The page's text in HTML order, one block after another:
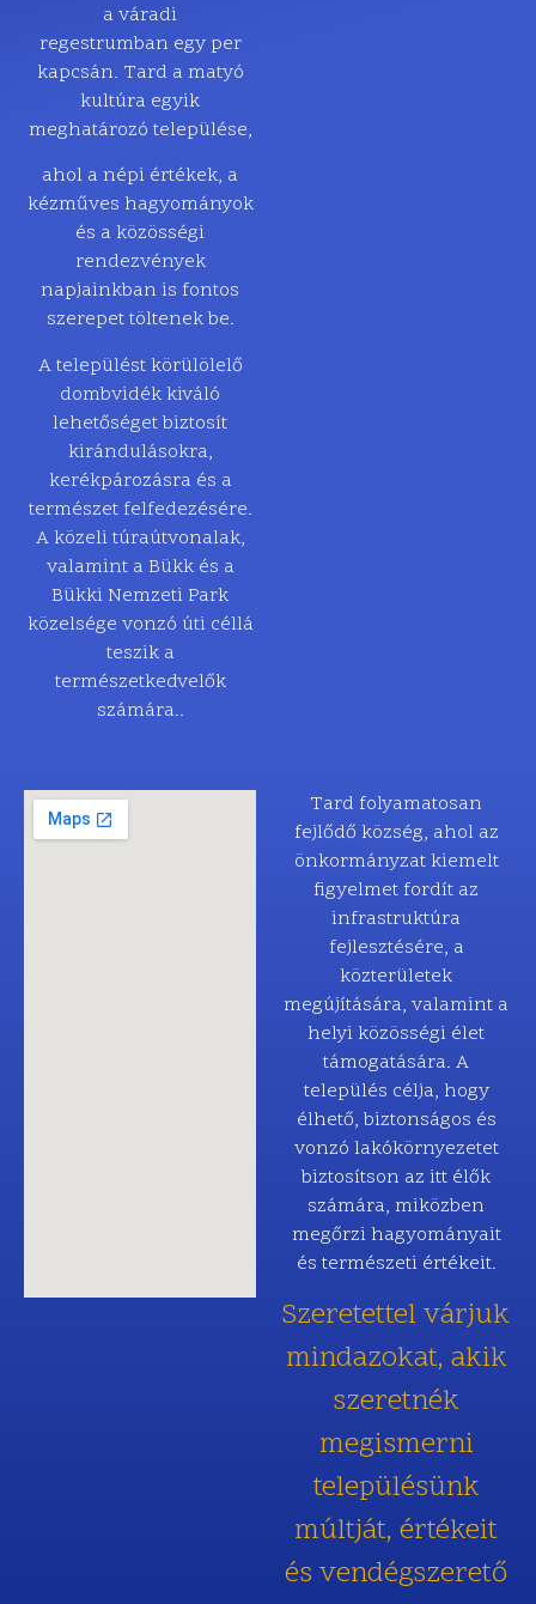
a váradi
regestrumban egy per
kapcsán. Tard a matyó
kultúra egyik
meghatározó települése,
ahol a népi értékek, a
kézműves hagyományok
és a közösségi
rendezvények
napjainkban is fontos
szerepet töltenek be.
A települést körülölelő
dombvidék kiváló
lehetőséget biztosít
kirándulásokra,
kerékpározásra és a
természet felfedezésére.
A közeli túraútvonalak,
valamint a Bükk és a
Bükki Nemzeti Park
közelsége vonzó úti céllá
teszik a
természetkedvelők
számára..
Tard folyamatosan
fejlődő község, ahol az
önkormányzat kiemelt
figyelmet fordít az
infrastruktúra
fejlesztésére, a
közterületek
megújítására, valamint a
helyi közösségi élet
támogatására. A
település célja, hogy
élhető, biztonságos és
vonzó lakókörnyezetet
biztosítson az itt élők
számára, miközben
megőrzi hagyományait
és természeti értékeit.
Szeretettel várjuk
mindazokat, akik
szeretnék
megismerni
településünk
múltját, értékeit
és vendégszerető